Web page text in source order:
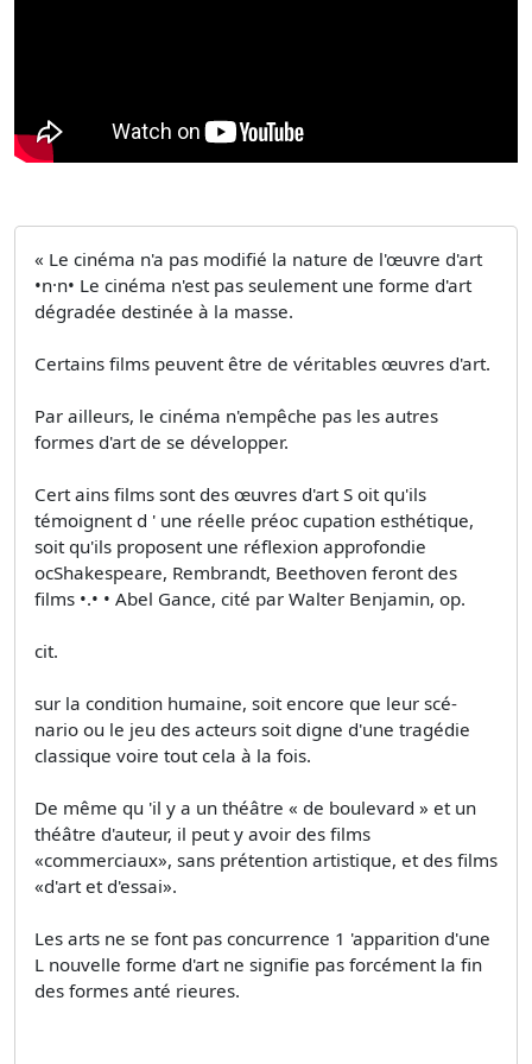
« Le cinéma n'a pas modifié la nature de l'œuvre d'art
•n·n• Le cinéma n'est pas seulement une forme d'art
dégradée destinée à la masse.
Certains films peuvent être de véritables œuvres d'art.
Par ailleurs, le cinéma n'empêche pas les autres
formes d'art de se développer.
Cert ains films sont des œuvres d'art S oit qu'ils
témoignent d ' une réelle préoc­ cupation esthétique,
soit qu'ils proposent une réflexion approfondie
ocShakespeare, Rembrandt, Beethoven feront des
films •.• • Abel Gance, cité par Walter Benjamin, op.
cit.
sur la condition humaine, soit encore que leur scé­
nario ou le jeu des acteurs soit digne d'une tragédie
classique voire tout cela à la fois.
De même qu 'il y a un théâtre « de boulevard » et un
théâtre d'auteur, il peut y avoir des films
«commerciaux», sans prétention artistique, et des films
«d'art et d'essai».
Les arts ne se font pas concurrence 1 'apparition d'une
L nouvelle forme d'art ne signifie pas forcément la fin
des formes anté­ rieures.